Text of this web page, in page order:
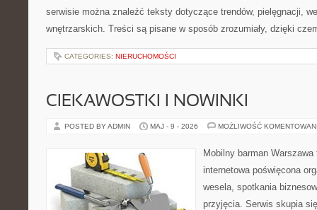
serwisie można znaleźć teksty dotyczące trendów, pielęgnacji,
wnętrzarskich. Treści są pisane w sposób zrozumiały, dzięki
CATEGORIES: NIERUCHOMOŚCI
CIEKAWOSTKI I NOWINKI
POSTED BY ADMIN MAJ - 9 - 2026 MOŻLIWOŚĆ
Mobilny barman
internetowa poświęcona
wesela, spotkania
przyjęcia. Serwis skupia